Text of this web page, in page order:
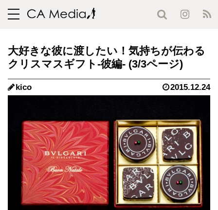
toggle
大好きな彼に渡したい！気持ちが伝わる
クリスマスギフト-彼編- (3/3ページ)
kico 2015.12.24